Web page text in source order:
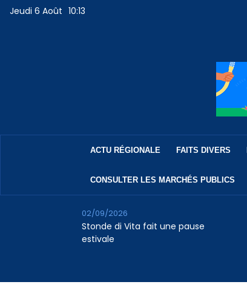
Jeudi 6 Août 10:13
ACTU RÉGIONALE FAITS DIVERS
CONSULTER LES MARCHÉS PUBLICS
Stonde di Vita fait une pause
estivale
02/09/2026